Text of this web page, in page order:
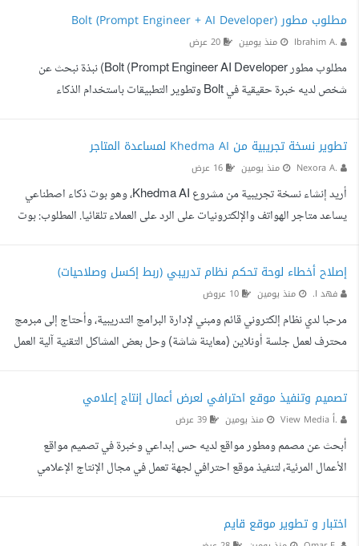
تكون جميع الصفحات متوافقة مع الجوال وسريعة التحميل ومهيأة لتحقيق أفضل
الصفحات: 5 صفحات هبوط المنصة: سلة الغرض: حملات إعلانية ...
مطلوب مطور Bolt (Prompt Engineer + AI Developer)
Ibrahim A. منذ يومين
مطلوب مطور Bolt (Prompt Engineer AI Developer) نبذة نبحث عن
شخص لديه خبرة حقيقية في Bolt وتطوير التطبيقات باستخدام الذكاء
النظام، ويكتب برومبتات احترافية، ويطور التطبيق بطريقة منظمة دون كسر
احترافية للحصول على أفضل النتائج. تحسين واجهات المستخدم ...
تطوير نسخة تجريبية من Khedma AI لمساعدة المتاجر
Nexora A. منذ يومين
أريد إنشاء نسخة تجريبية من مشروع Khedma AI، وهو بوت ذكاء اصطناعي
يساعد متاجر الهواتف والإلكترونيات على الرد على العملاء تلقائيا. المطلوب: بوت
الإجابة عن الأسئلة المتكررة مثل السعر، توفر المنتج، موقع المتجر، والتوصيل.
تحويل العميل إلى صاحب المتجر عند الحاجة. لوحة بسيطة لإضافة المنتجات
وتعديل المعلومات. الهدف هو إنشاء نسخة أولى بسيطة لتجربتها مع متجر واحد،
ثم تطويرها لاحقا ...
إصلاح أخطاء لوحة تحكم نظام تدريبي (ربط إكسل وصلاحيات)
فهد ا. منذ يومين
مرحبا لدي نظام إلكتروني قائم ومبني لإدارة البرامج التدريبية، وأحتاج إلى مبرمج
محترف لعمل جلسة أونلاين (معاينة شاشة) وحل بعض المشاكل التقنية آلية العمل
لنرى المشكلة على الطبيعة، وسأزودك بملف الكود الأخير لتبدأ منه مباشرة وتصلح
الأخطاء مع الحفاظ على استقرار البيانات. بانتظار عرضك لنبدأ العمل فورا.
تصميم وتنفيذ موقع احترافي لعرض أعمال إنتاج إعلامي
View Media أ. منذ يومين
أبحث عن مصمم ومطور مواقع لديه حس إبداعي وخبرة في تصميم مواقع
الأعمال المرئية، لتنفيذ موقع احترافي لجهة تعمل في مجال الإنتاج الإعلامي
ومتوافقا بالكامل مع الكمبيوتر والجوال.
اختبار و تطوير موقع قايم